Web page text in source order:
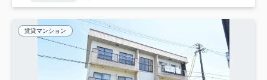
賃貸マンション